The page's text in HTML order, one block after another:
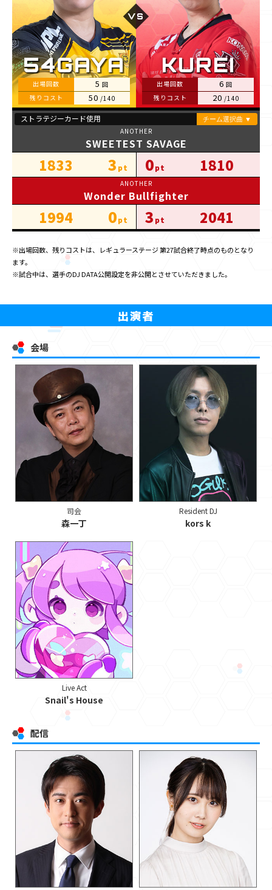
5
50
6
20
SWEETEST SAVAGE
1833 3 1810
0
Wonder Bullfighter
1994 0 2041
3
※出場回数、残りコストは、 レギュラーステージ 第27試合終了時点のものとなり
ます。
※試合中は、選手のDJ DATA公開設定を非公開とさせていただきました。
出演者
会場
司会
森一丁
Resident DJ
kors k
Live Act
Snail's House
配信